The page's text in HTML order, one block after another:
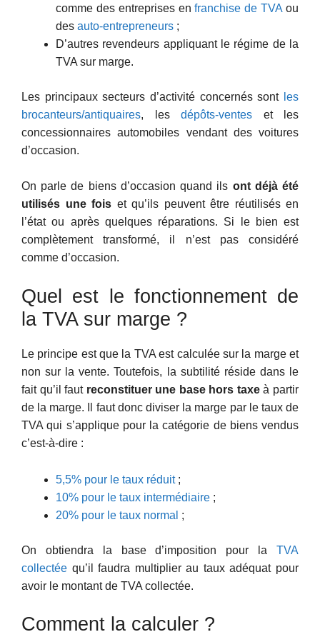
comme des entreprises enfranchise de TVA ou
des auto-entrepreneurs ;
D’autres revendeurs appliquant le régime de la
TVA sur marge.
Les principaux secteurs d’activité concernés sont les
brocanteurs/antiquaires, les dépôts-ventes et les
concessionnaires automobiles vendant des voitures
d’occasion.
On parle de biens d’occasion quand ils ont déjà été
utilisés une fois et qu’ils peuvent être réutilisés en
l’état ou après quelques réparations. Si le bien est
complètement transformé, il n’est pas considéré
comme d’occasion.
Quel est le fonctionnement de
la TVA sur marge ?
Le principe est que la TVA est calculée sur la marge et
non sur la vente. Toutefois, la subtilité réside dans le
fait qu’il faut reconstituer une base hors taxeà partir
de la marge. Il faut donc diviser la marge par le taux de
TVA qui s’applique pour la catégorie de biens vendus
c’est-à-dire :
5,5% pour le taux réduit;
10% pour le taux intermédiaire ;
20% pour le taux normal ;
On obtiendra la base d’imposition pour la TVA
collectée qu’il faudra multiplier au taux adéquat pour
avoir le montant de TVA collectée.
Comment la calculer ?